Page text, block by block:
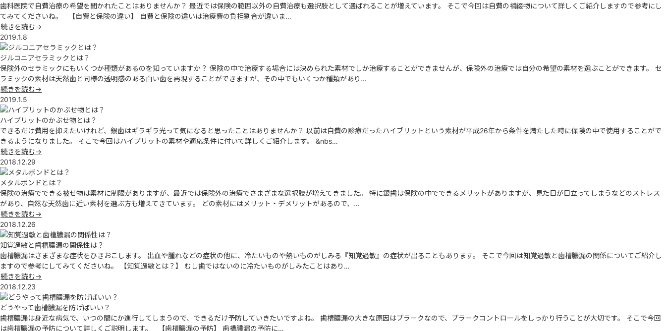
歯科医院で自費治療の希望を聞かれたことはありませんか？ 最近では保険の範囲以外の自費治療も選択肢として選ばれることが増えています。 そこで今回は自費の補綴物について詳しくご紹介しますので参考にし
てみてくださいね。 【自費と保険の違い】 自費と保険の違いは治療費の負担割合が違いま…
続きを読む→
2019.1.8
ジルコニアセラミックとは？
保険外のセラミックにもいくつか種類があるのを知っていますか？ 保険の中で治療する場合には決められた素材でしか治療することができませんが、保険外の治療では自分の希望の素材を選ぶことができます。 セ
ラミックの素材は天然歯と同様の透明感のある白い歯を再現することができますが、その中でもいくつか種類があり…
続きを読む→
2019.1.5
ハイブリットのかぶせ物とは？
できるだけ費用を抑えたいけれど、銀歯はギラギラ光って気になると思ったことはありませんか？ 以前は自費の診療だったハイブリットという素材が平成26年から条件を満たした時に保険の中で使用することがで
きるようになりました。 そこで今回はハイブリットの素材や適応条件に付いて詳しくご紹介します。 &nbs…
続きを読む→
2018.12.29
メタルボンドとは？
保険の治療でできる被せ物は素材に制限がありますが、最近では保険外の治療でさまざまな選択肢が増えてきました。 特に銀歯は保険の中でできるメリットがありますが、見た目が目立ってしまうなどのストレス
があり、自然な天然歯に近い素材を選ぶ方も増えてきています。 どの素材にはメリット・デメリットがあるので、…
続きを読む→
2018.12.26
知覚過敏と歯槽膿漏の関係性は？
歯槽膿漏はさまざまな症状をひきおこします。 出血や腫れなどの症状の他に、冷たいものや熱いものがしみる『知覚過敏』の症状が出ることもあります。 そこで今回は知覚過敏と歯槽膿漏の関係についてご紹介し
ますので参考にしてみてくださいね。 【知覚過敏とは？】 むし歯ではないのに冷たいものがしみたことはあり…
続きを読む→
2018.12.23
どうやって歯槽膿漏を防げばいい？
歯槽膿漏は身近な病気で、いつの間にか進行してしまうので、できるだけ予防していきたいですよね。 歯槽膿漏の大きな原因はプラークなので、プラークコントロールをしっかり行うことが大切です。 そこで今回
は歯槽膿漏の予防について詳しくご説明します。 【歯槽膿漏の予防】 歯槽膿漏の予防に…